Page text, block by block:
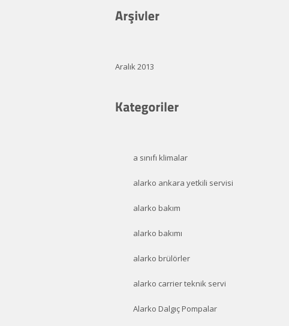
Aralık 2013
a sınıfı klimalar
alarko ankara yetkili servisi
alarko bakım
alarko bakımı
alarko brülörler
alarko carrier teknik servi
Alarko Dalgıç Pompalar